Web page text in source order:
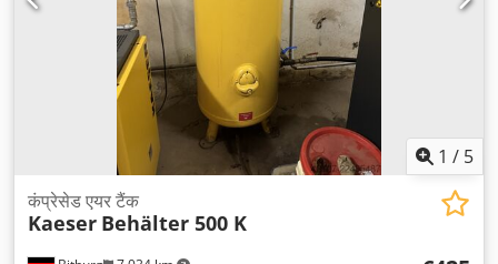
1 / 5
कंप्रेसेड एयर टैंक
Kaeser Behälter 500 K